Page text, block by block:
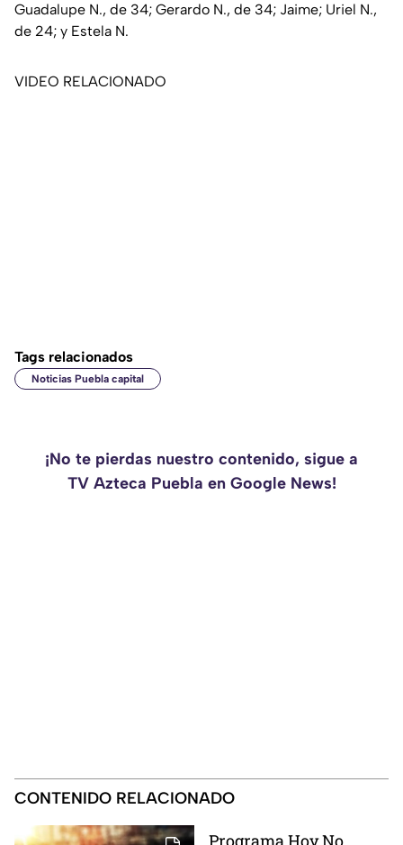
Guadalupe N., de 34; Gerardo N., de 34; Jaime; Uriel N.,
de 24; y Estela N.
VIDEO RELACIONADO
Tags relacionados
Noticias Puebla capital
¡No te pierdas nuestro contenido, sigue a
TV Azteca Puebla en Google News!
CONTENIDO RELACIONADO
Programa Hoy No